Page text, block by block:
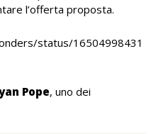
l’offerta proposta.
status/16504998431
Pope, uno dei